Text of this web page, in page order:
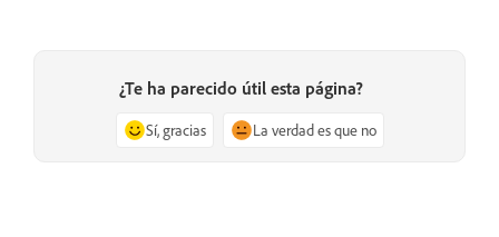
¿Te ha parecido útil esta página?
Sí, gracias La verdad es que no